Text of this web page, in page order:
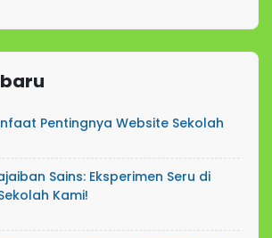
Pentingnya Website Sekolah
Sains: Eksperimen Seru di
Kami!